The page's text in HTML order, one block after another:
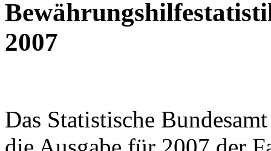
2007
Das Statistische